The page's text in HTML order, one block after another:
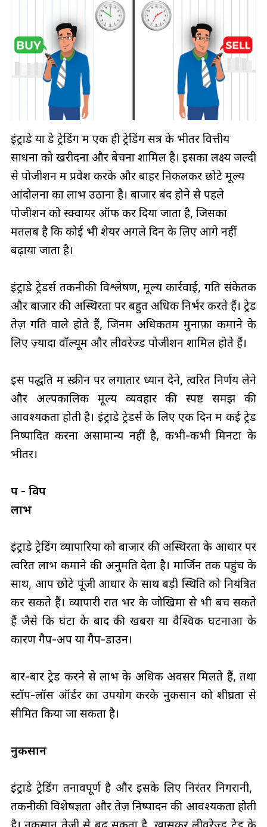
इंट्राडे या डे ट्रेडिंग में एक ही ट्रेडिंग सत्र के भीतर वित्तीय
साधनों को खरीदना और बेचना शामिल है। इसका लक्ष्य जल्दी
से पोजीशन में प्रवेश करके और बाहर निकलकर छोटे मूल्य
आंदोलनों का लाभ उठाना है। बाजार बंद होने से पहले
पोजीशन को स्क्वायर ऑफ कर दिया जाता है, जिसका
मतलब है कि कोई भी शेयर अगले दिन के लिए आगे नहीं
बढ़ाया जाता है।
इंट्राडे ट्रेडर्स तकनीकी विश्लेषण, मूल्य कार्रवाई, गति संकेतक
और बाजार की अस्थिरता पर बहुत अधिक निर्भर करते हैं। ट्रेड
तेज़ गति वाले होते हैं, जिनमें अधिकतम मुनाफ़ा कमाने के
लिए ज़्यादा वॉल्यूम और लीवरेज्ड पोजीशन शामिल होते हैं।
इस पद्धति में स्क्रीन पर लगातार ध्यान देने, त्वरित निर्णय लेने
और अल्पकालिक मूल्य व्यवहार की स्पष्ट समझ की
आवश्यकता होती है। इंट्राडे ट्रेडर्स के लिए एक दिन में कई ट्रेड
निष्पादित करना असामान्य नहीं है, कभी-कभी मिनटों के
भीतर।
पक्ष - विपक्ष
लाभ
इंट्राडे ट्रेडिंग व्यापारियों को बाजार की अस्थिरता के आधार पर
त्वरित लाभ कमाने की अनुमति देता है। मार्जिन तक पहुंच के
साथ, आप छोटे पूंजी आधार के साथ बड़ी स्थिति को नियंत्रित
कर सकते हैं। व्यापारी रात भर के जोखिमों से भी बच सकते
हैं जैसे कि घंटों के बाद की खबरों या वैश्विक घटनाओं के
कारण गैप-अप या गैप-डाउन।
बार-बार ट्रेड करने से लाभ के अधिक अवसर मिलते हैं, तथा
स्टॉप-लॉस ऑर्डर का उपयोग करके नुकसान को शीघ्रता से
सीमित किया जा सकता है।
नुकसान
इंट्राडे ट्रेडिंग तनावपूर्ण है और इसके लिए निरंतर निगरानी, ​​
तकनीकी विशेषज्ञता और तेज़ निष्पादन की आवश्यकता होती